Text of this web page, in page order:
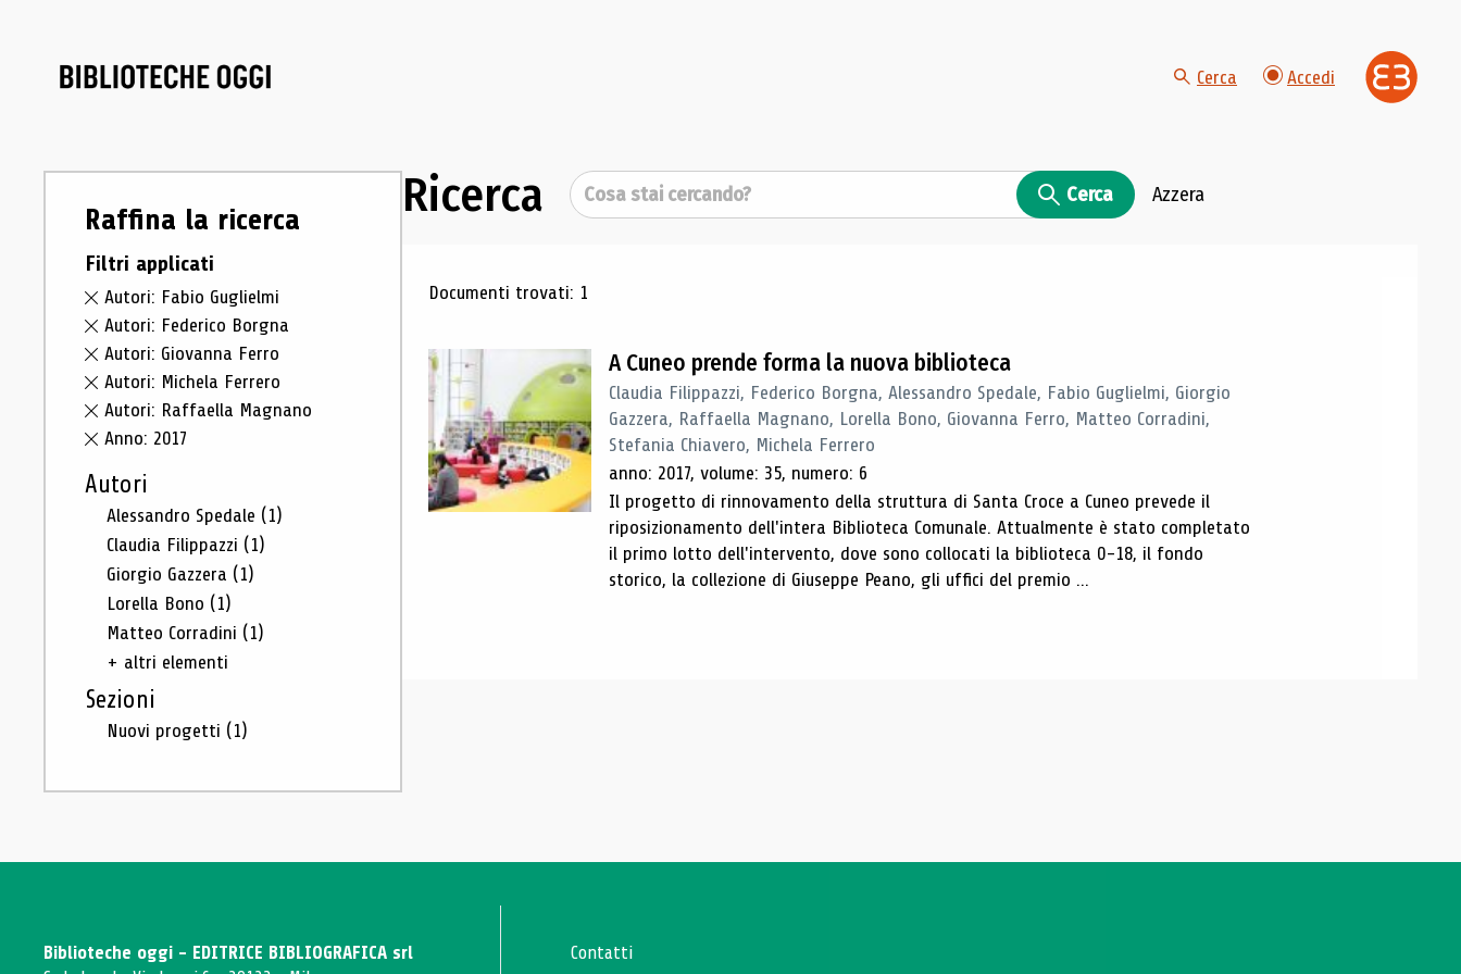
Cerca Accedi
Raffina la ricerca
Filtri applicati
Autori: Fabio Guglielmi
Autori: Federico Borgna
Autori: Giovanna Ferro
Autori: Michela Ferrero
Autori: Raffaella Magnano
Anno: 2017
Autori
Alessandro Spedale (1)
Claudia Filippazzi (1)
Giorgio Gazzera (1)
Lorella Bono (1)
Matteo Corradini (1)
+ altri elementi
Sezioni
Nuovi progetti (1)
Ricerca Cerca Cerca Azzera
Risultati di ricerca
Documenti trovati: 1
A Cuneo prende forma la nuova biblioteca
Claudia Filippazzi, Federico Borgna, Alessandro Spedale, Fabio Guglielmi, Giorgio
Gazzera, Raffaella Magnano, Lorella Bono, Giovanna Ferro, Matteo Corradini,
Stefania Chiavero, Michela Ferrero
anno: 2017, volume: 35, numero: 6
Il progetto di rinnovamento della struttura di Santa Croce a Cuneo prevede il
riposizionamento dell'intera Biblioteca Comunale. Attualmente è stato completato
il primo lotto dell'intervento, dove sono collocati la biblioteca 0-18, il fondo
storico, la collezione di Giuseppe Peano, gli uffici del premio ...
Biblioteche oggi - EDITRICE BIBLIOGRAFICA srl
Contatti